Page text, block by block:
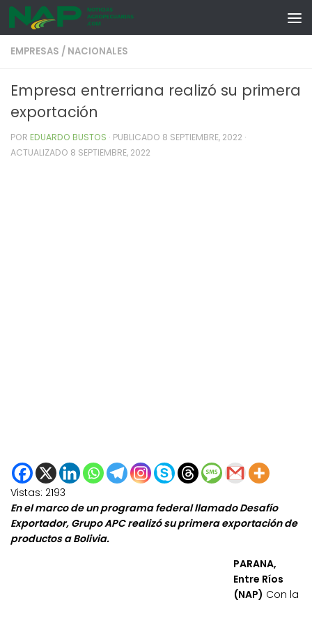
Skip to content
EMPRESAS / NACIONALES
Empresa entrerriana realizó su primera
exportación
POR EDUARDO BUSTOS · PUBLICADO 8 SEPTIEMBRE, 2022 ·
ACTUALIZADO 8 SEPTIEMBRE, 2022
Vistas: 2193
En el marco de un programa federal llamado Desafío
Exportador, Grupo APC realizó su primera exportación de
productos a Bolivia.
PARANA,
Entre Ríos
(NAP) Con la